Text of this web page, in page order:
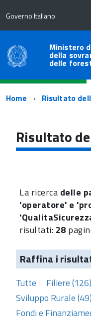
Governo Italiano
Ministero
della
delle
Percorso
navigazione
Home Risultato
Risultato
La ricerca delle
'operatore' e
risultati: 28
Raffina i
Tutte Filiere (126)
Sviluppo Rurale (49)
Fondi e